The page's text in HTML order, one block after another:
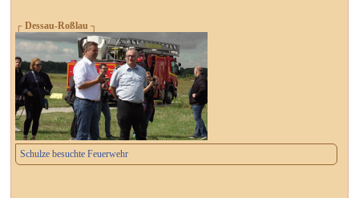
┌ Dessau-Roßlau ┐
Schulze besuchte Feuerwehr